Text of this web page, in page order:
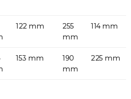
122 mm
255
mm
114 mm
153 mm
190
mm
225 mm